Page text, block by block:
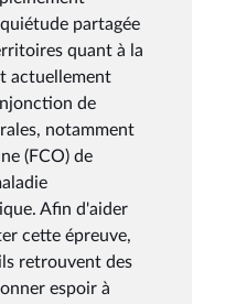
partagée
quant à la
actuellement
de
notamment
(FCO) de
Afin d'aider
cette épreuve,
retrouvent des
espoir à